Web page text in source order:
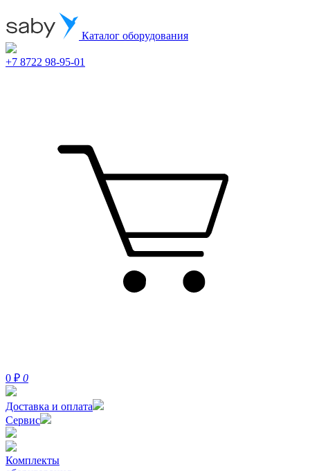
Каталог оборудования
+7 8722 98-95-01
0 ₽ 0
Доставка и оплата
Сервис
Комплекты